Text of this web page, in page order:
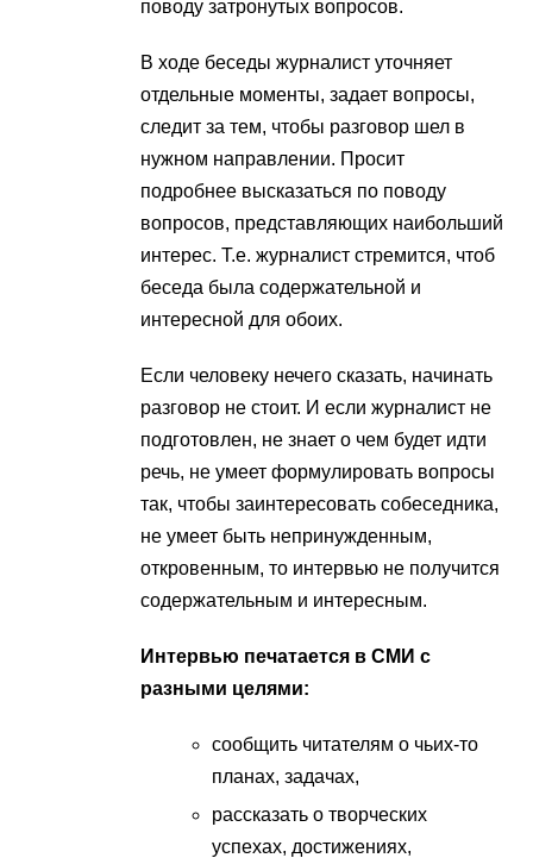
поводу затронутых вопросов.
В ходе беседы журналист уточняет
отдельные моменты, задает вопросы,
следит за тем, чтобы разговор шел в
нужном направлении. Просит
подробнее высказаться по поводу
вопросов, представляющих наибольший
интерес. Т.е. журналист стремится, чтоб
беседа была содержательной и
интересной для обоих.
Если человеку нечего сказать, начинать
разговор не стоит. И если журналист не
подготовлен, не знает о чем будет идти
речь, не умеет формулировать вопросы
так, чтобы заинтересовать собеседника,
не умеет быть непринужденным,
откровенным, то интервью не получится
содержательным и интересным.
Интервью печатается в СМИ с
разными целями:
сообщить читателям о чьих-то
планах, задачах,
рассказать о творческих
успехах, достижениях,